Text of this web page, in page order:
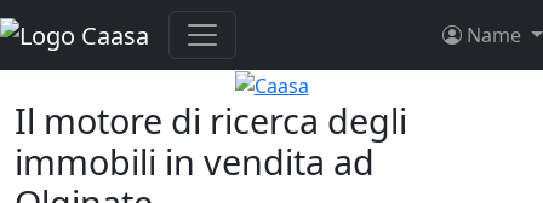
Name
Il motore di ricerca degli
immobili in vendita ad